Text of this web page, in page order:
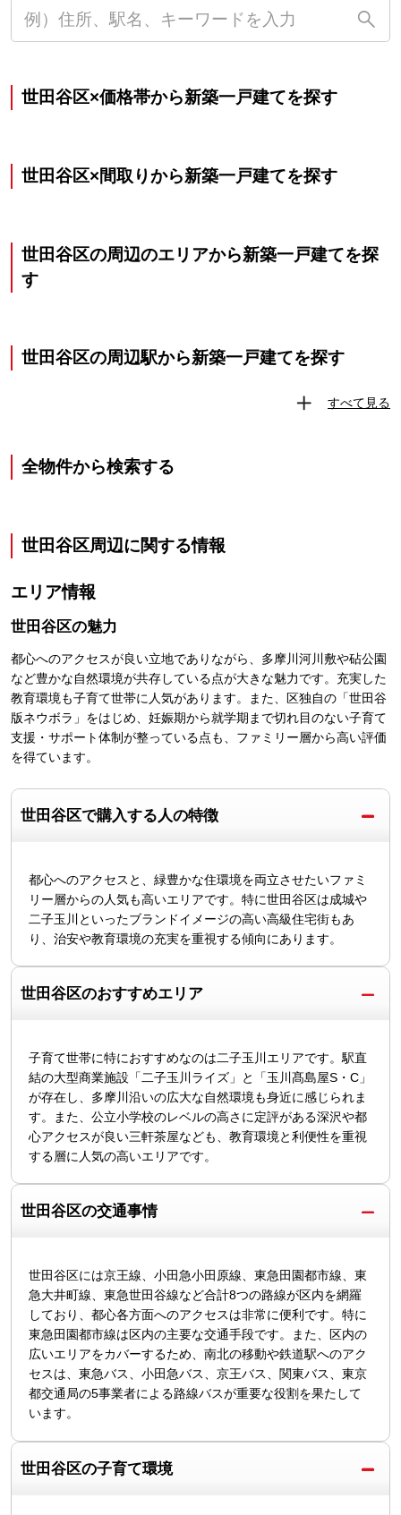
世田谷区×価格帯から新築一戸建てを探す
世田谷区×間取りから新築一戸建てを探す
世田谷区の周辺のエリアから新築一戸建てを探
す
世田谷区の周辺駅から新築一戸建てを探す
すべて見る
全物件から検索する
世田谷区周辺に関する情報
エリア情報
世田谷区の魅力
都心へのアクセスが良い立地でありながら、多摩川河川敷や砧公園
など豊かな自然環境が共存している点が大きな魅力です。充実した
教育環境も子育て世帯に人気があります。また、区独自の「世田谷
版ネウボラ」をはじめ、妊娠期から就学期まで切れ目のない子育て
支援・サポート体制が整っている点も、ファミリー層から高い評価
を得ています。
世田谷区で購入する人の特徴
都心へのアクセスと、緑豊かな住環境を両立させたいファミ
リー層からの人気も高いエリアです。特に世田谷区は成城や
二子玉川といったブランドイメージの高い高級住宅街もあ
り、治安や教育環境の充実を重視する傾向にあります。
世田谷区のおすすめエリア
子育て世帯に特におすすめなのは二子玉川エリアです。駅直
結の大型商業施設「二子玉川ライズ」と「玉川髙島屋S・C」
が存在し、多摩川沿いの広大な自然環境も身近に感じられま
す。また、公立小学校のレベルの高さに定評がある深沢や都
心アクセスが良い三軒茶屋なども、教育環境と利便性を重視
する層に人気の高いエリアです。
世田谷区の交通事情
世田谷区には京王線、小田急小田原線、東急田園都市線、東
急大井町線、東急世田谷線など合計8つの路線が区内を網羅
しており、都心各方面へのアクセスは非常に便利です。特に
東急田園都市線は区内の主要な交通手段です。また、区内の
広いエリアをカバーするため、南北の移動や鉄道駅へのアク
セスは、東急バス、小田急バス、京王バス、関東バス、東京
都交通局の5事業者による路線バスが重要な役割を果たして
います。
世田谷区の子育て環境